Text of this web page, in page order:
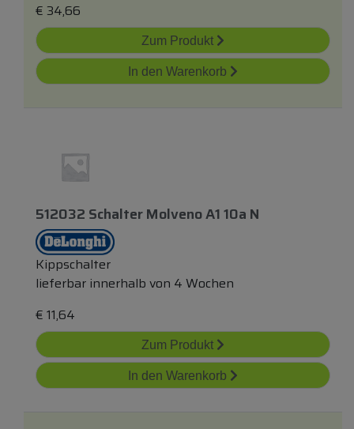
€ 34,66
Zum Produkt
In den Warenkorb
512032 Schalter Molveno A1 10a N
Kippschalter
lieferbar innerhalb von 4 Wochen
€ 11,64
Zum Produkt
In den Warenkorb